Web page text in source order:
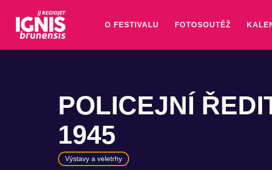
O FESTIVALU FOTOSOUTĚŽ
POLICEJNÍ
1945
Výstavy a veletrhy